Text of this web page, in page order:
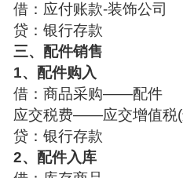
借：应付账款-装饰公司
贷：银行存款
三、配件销售
1、配件购入
借：商品采购——配件
应交税费——应交增值税(
贷：银行存款
2、配件入库